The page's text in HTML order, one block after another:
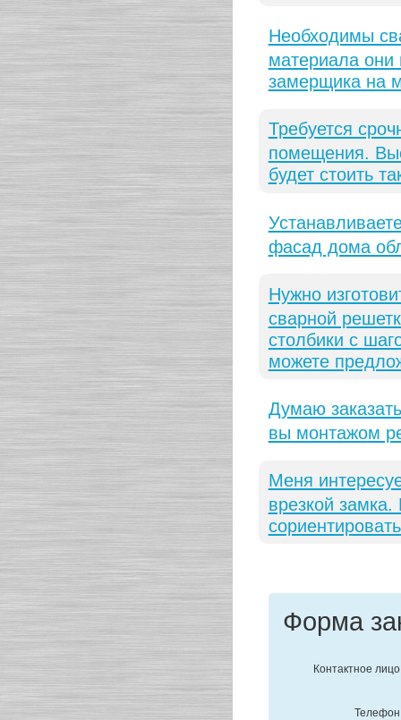
Необходимы
материала они
замерщика на
Требуется
помещения.
будет стоить
фасад дома
Нужно
сварной
столбики с
можете
Думаю
вы монтажом
Меня
врезкой
Форма
Контактное